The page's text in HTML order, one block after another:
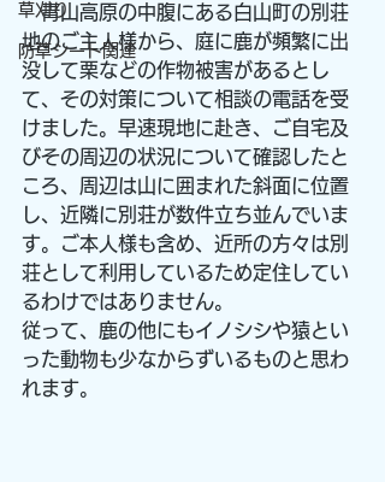
草刈り
防草シート関連
青山高原の中腹にある白山町の別荘
地のご主人様から、庭に鹿が頻繁に出
没して栗などの作物被害があるとし
て、その対策について相談の電話を受
けました。早速現地に赴き、ご自宅及
びその周辺の状況について確認したと
ころ、周辺は山に囲まれた斜面に位置
し、近隣に別荘が数件立ち並んでいま
す。ご本人様も含め、近所の方々は別
荘として利用しているため定住してい
るわけではありません。
従って、鹿の他にもイノシシや猿とい
った動物も少なからずいるものと思わ
れます。